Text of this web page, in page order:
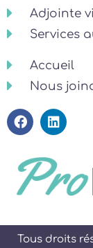
Adjointe
Services
Accueil
Nous
Tous droits